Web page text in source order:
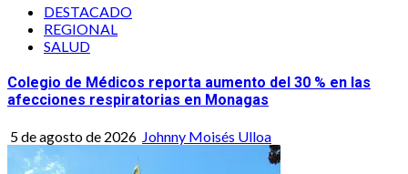
DESTACADO
REGIONAL
SALUD
Colegio de Médicos reporta aumento del 30 % en las
afecciones respiratorias en Monagas
5 de agosto de 2026 Johnny Moisés Ulloa